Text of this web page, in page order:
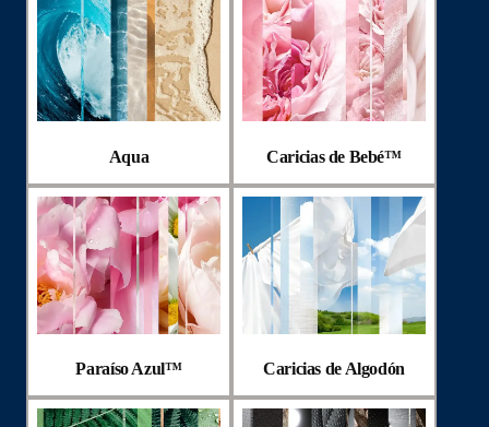
Aqua Caricias de Bebé™
Paraíso Azul™ Caricias de Algodón